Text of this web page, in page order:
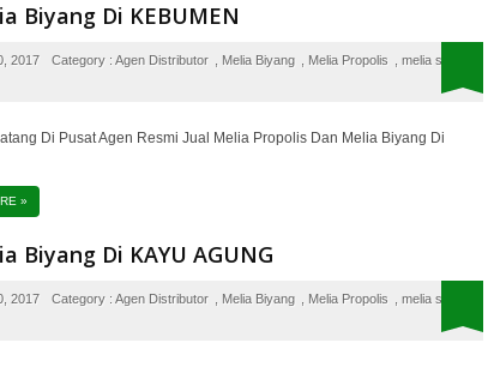
Biyang Di KEBUMEN
2017 Category : Agen Distributor Melia Biyang Melia Propolis
melia sehat
Di Pusat Agen Resmi Jual Melia Propolis Dan Melia Biyang Di
»
Biyang Di KAYU AGUNG
2017 Category : Agen Distributor Melia Biyang Melia Propolis
melia sehat